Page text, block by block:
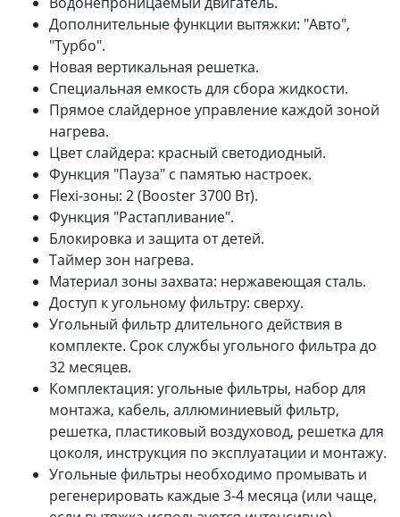
Дополнительные функции вытяжки: "Авто",
"Турбо".
Новая вертикальная решетка.
Специальная емкость для сбора жидкости.
Прямое слайдерное управление каждой зоной
нагрева.
Цвет слайдера: красный светодиодный.
Функция "Пауза" с памятью настроек.
Flexi-зоны: 2 (Booster 3700 Вт).
Функция "Растапливание".
Блокировка и защита от детей.
Таймер зон нагрева.
Материал зоны захвата: нержавеющая сталь.
Доступ к угольному фильтру: сверху.
Угольный фильтр длительного действия в
комплекте. Срок службы угольного фильтра до
32 месяцев.
Комплектация: угольные фильтры, набор для
монтажа, кабель, аллюминиевый фильтр,
решетка, пластиковый воздуховод, решетка для
цоколя, инструкция по эксплуатации и монтажу.
Угольные фильтры необходимо промывать и
регенерировать каждые 3-4 месяца (или чаще,